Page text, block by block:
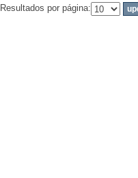
Resultados por página: